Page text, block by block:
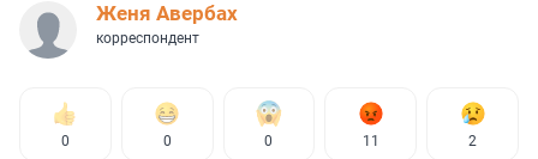
Женя Авербах
корреспондент
0 0 0 11 2